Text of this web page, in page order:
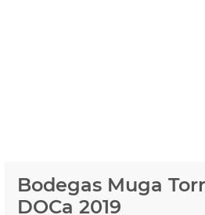
Bodegas Muga
DOCa 2019